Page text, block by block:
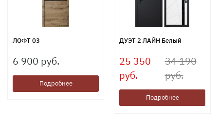
ЛОФТ 03
6 900 руб.
Подробнее
ДУЭТ 2 ЛАЙН Белый
25 350
руб.
34 190
руб.
Подробнее